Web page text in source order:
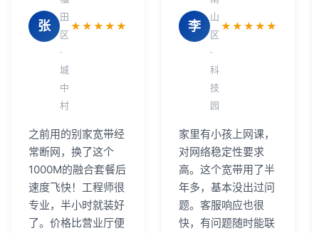
张
田
区
·
城
中
村
★★★★★
之前用的别家宽带经
常断网，换了这个
1000M的融合套餐后
速度飞快！工程师很
专业，半小时就装好
了。价格比营业厅便
李
山
区
·
科
技
园
★★★★★
家里有小孩上网课，
对网络稳定性要求
高。这个宽带用了半
年多，基本没出过问
题。客服响应也很
快，有问题随时能联